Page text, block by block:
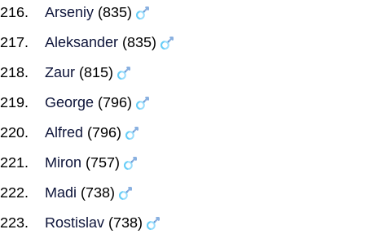
Arseniy (835)
Aleksander (835)
Zaur (815)
George (796)
Alfred (796)
Miron (757)
Madi (738)
Rostislav (738)